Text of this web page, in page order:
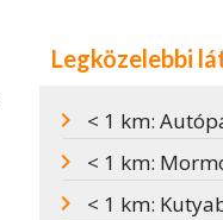
Legközelebbi
< 1 km:
< 1 km:
< 1 km: